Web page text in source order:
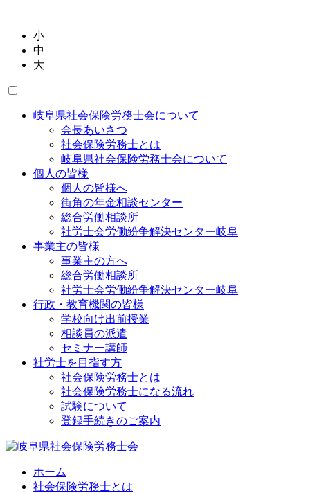
小
中
大
岐阜県社会保険労務士会について
会長あいさつ
社会保険労務士とは
岐阜県社会保険労務士会について
個人の皆様
個人の皆様へ
街角の年金相談センター
総合労働相談所
社労士会労働紛争解決センター岐阜
事業主の皆様
事業主の方へ
総合労働相談所
社労士会労働紛争解決センター岐阜
行政・教育機関の皆様
学校向け出前授業
相談員の派遣
セミナー講師
社労士を目指す方
社会保険労務士とは
社会保険労務士になる流れ
試験について
登録手続きのご案内
ホーム
社会保険労務士とは